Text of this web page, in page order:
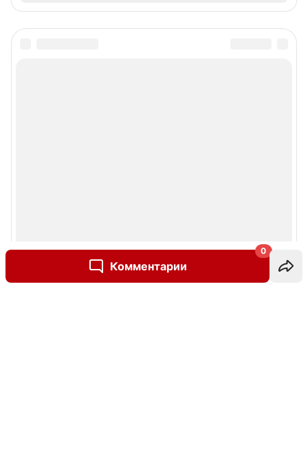
Комментарии
0